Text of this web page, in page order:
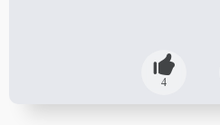
4